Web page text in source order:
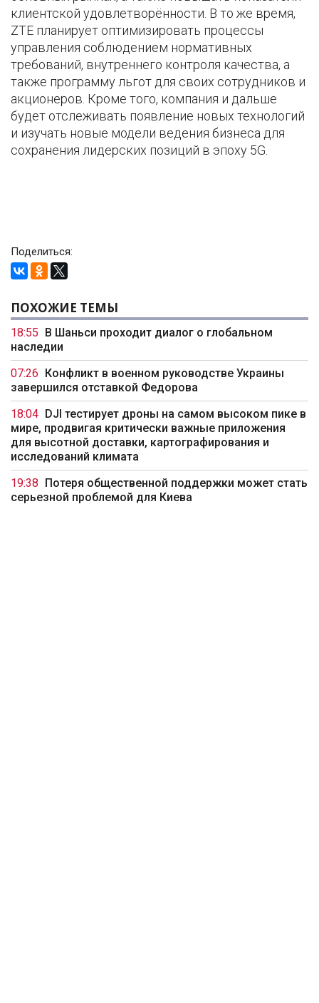
клиентской удовлетворённости. В то же время,
ZTE планирует оптимизировать процессы
управления соблюдением нормативных
требований, внутреннего контроля качества, а
также программу льгот для своих сотрудников и
акционеров. Кроме того, компания и дальше
будет отслеживать появление новых технологий
и изучать новые модели ведения бизнеса для
сохранения лидерских позиций в эпоху 5G.
Поделиться:
ПОХОЖИЕ ТЕМЫ
18:55
В Шаньси проходит диалог о глобальном
наследии
07:26
Конфликт в военном руководстве Украины
завершился отставкой Федорова
18:04
DJI тестирует дроны на самом высоком пике в
мире, продвигая критически важные приложения
для высотной доставки, картографирования и
исследований климата
19:38
Потеря общественной поддержки может стать
серьезной проблемой для Киева